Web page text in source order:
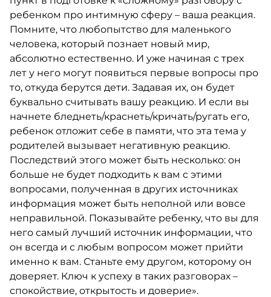
ребенком про интимную сферу – ваша реакция.
Помните, что любопытство для маленького
человека, который познает новый мир,
абсолютно естественно. И уже начиная с трех
лет у него могут появиться первые вопросы про
то, откуда берутся дети. Задавая их, он будет
буквально считывать вашу реакцию. И если вы
начнете бледнеть/краснеть/кричать/ругать его,
ребенок отложит себе в памяти, что эта тема у
родителей вызывает негативную реакцию.
Последствий этого может быть несколько: он
больше не будет подходить к вам с этими
вопросами, полученная в других источниках
информация может быть неполной или вовсе
неправильной. Показывайте ребенку, что вы для
него самый лучший источник информации, что
он всегда и с любым вопросом может прийти
именно к вам. Станьте ему другом, которому он
доверяет. Ключ к успеху в таких разговорах –
спокойствие, открытость и доверие».